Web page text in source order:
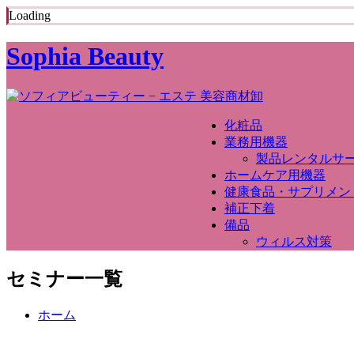
Loading
Sophia Beauty
化粧品
業務用機器
製品レンタルサ
ホームケア用機器
健康食品・サプリメン
補正下着
備品
ウィルス対策
セミナー一覧
ホーム